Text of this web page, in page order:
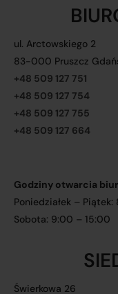
ul. Arctowskiego 2
83-000 Pruszcz
+48 509 127 751
+48 509 127 754
+48 509 127 755
+48 509 127 664
Godziny otwarcia
Poniedziałek –
Sobota: 9:00 – 15:00
Świerkowa 26